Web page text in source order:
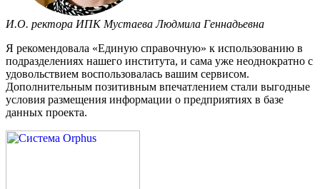
И.О. ректора ИПК Мустаева Людмила Геннадьевна
Я рекомендовала «Единую справочную» к использованию в
подразделениях нашего института, и сама уже неоднократно с
удовольствием воспользовалась вашим сервисом.
Дополнительным позитивным впечатлением стали выгодные
условия размещения информации о предприятиях в базе
данных проекта.